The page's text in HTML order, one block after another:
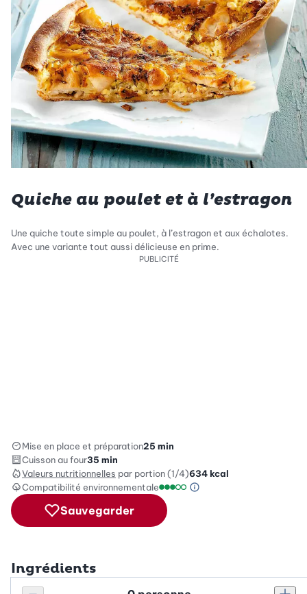
Quiche au poulet et à l’estragon
Une quiche toute simple au poulet, à l’estragon et aux échalotes.
Avec une variante tout aussi délicieuse en prime.
PUBLICITÉ
Mise en place et préparation25 min
Cuisson au four35 min
Valeurs nutritionnelles par portion (1/4)634kcal
Compatibilité environnementale
Échelle de compatibilité
Information sur
Sauvegarder
Ingrédients